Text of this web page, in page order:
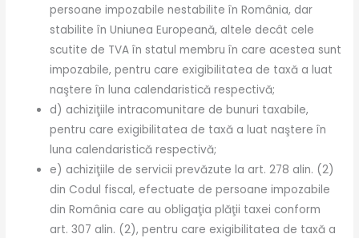
persoane impozabile nestabilite în România, dar
stabilite în Uniunea Europeană, altele decât cele
scutite de TVA în statul membru în care acestea sunt
impozabile, pentru care exigibilitatea de taxă a luat
naştere în luna calendaristică respectivă;
d) achiziţiile intracomunitare de bunuri taxabile,
pentru care exigibilitatea de taxă a luat naştere în
luna calendaristică respectivă;
e) achiziţiile de servicii prevăzute la art. 278 alin. (2)
din Codul fiscal, efectuate de persoane impozabile
din România care au obligaţia plăţii taxei conform
art. 307 alin. (2), pentru care exigibilitatea de taxă a